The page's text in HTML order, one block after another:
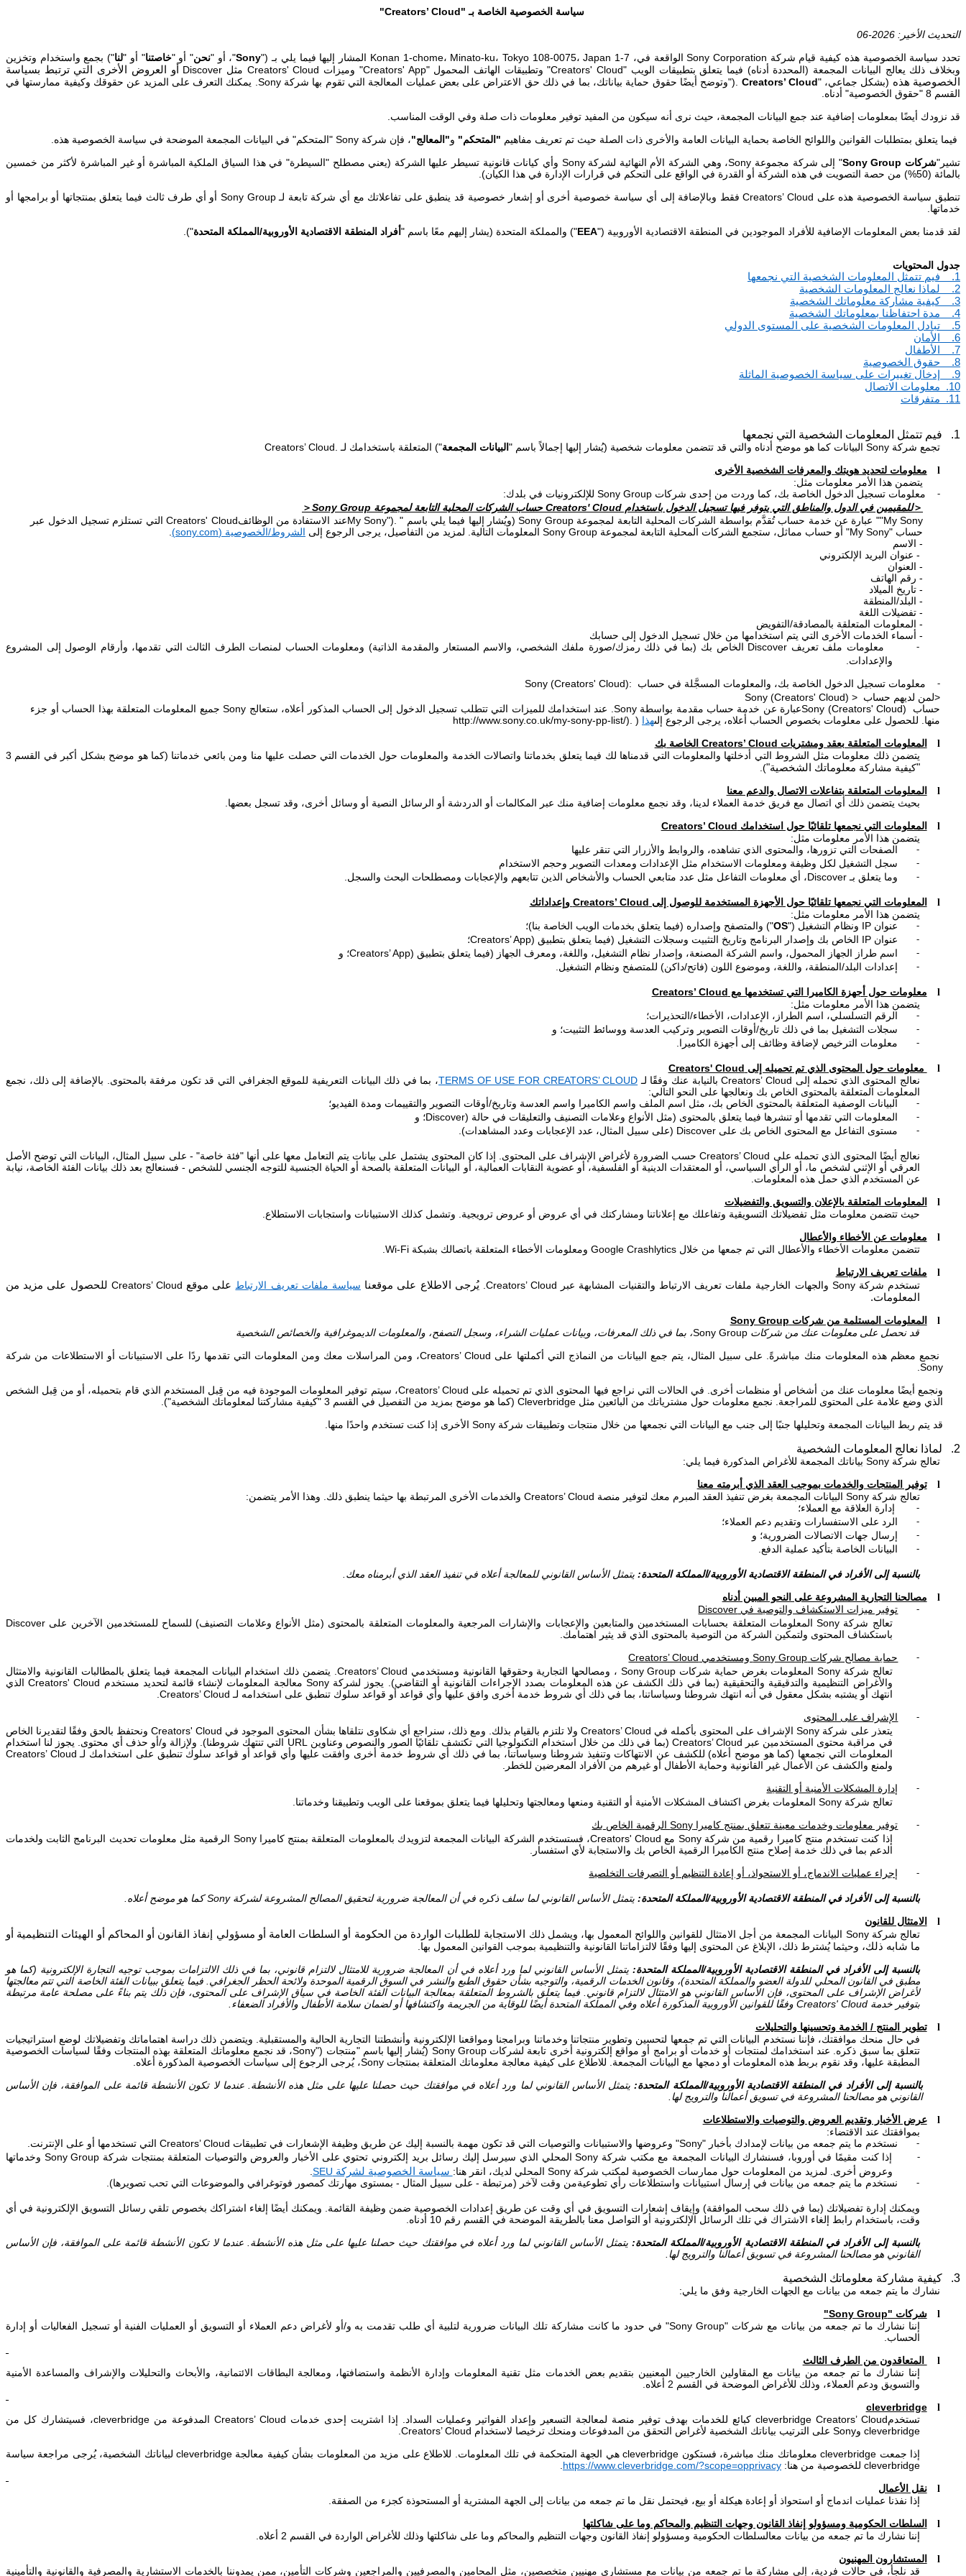
سياسة الخصوصية الخاصة بـ "Creators’ Cloud
"
التحديث الأخير: 2026-06
تحدد سياسة الخصوصية هذه كيفية قيام شركة Sony Corporationالواقعة في، 7-1 Konan 1-chome، Minato-ku، Tokyo 108-0075، Japan المشار إليها فيما يلي بـ ("Sony"، أو "نحن" أو "خاصتنا" أو "لنا") بجمع واستخدام وتخزين
وبخلاف ذلك يعالج البيانات المجمعة (المحددة أدناه) فيما يتعلق بتطبيقات الويب "Creators' Cloud" وتطبيقات الهاتف المحمول "Creators' App" وميزات Creators' Cloud مثل Discover
أو العروض الأخرى التي ترتبط بسياسة
الخصوصية هذه (بشكل جماعي، "Creators’ Cloud
").وتوضح أيضًا حقوق حماية بياناتك، بما في ذلك حق الاعتراض على بعض عمليات المعالجة التي تقوم بها شركةSony . يمكنك التعرف على المزيد عن حقوقك وكيفية ممارستها في
القسم 8 "حقوق الخصوصية" أدناه.
قد نزودك أيضًا بمعلومات إضافية عند جمع البيانات المجمعة، حيث نرى أنه سيكون من المفيد توفير معلومات ذات صلة وفي الوقت المناسب.
فيما يتعلق بمتطلبات القوانين واللوائح الخاصة بحماية البيانات العامة والأخرى ذات الصلة حيث تم تعريف مفاهيم "المتحكم" و"المعالج"، فإن شركة Sony "المتحكم" في البيانات المجمعة الموضحة في سياسة الخصوصية هذه.
تشير"شركات Sony Group" إلى شركة مجموعة Sony، وهي الشركة الأم النهائية لشركةSony وأي كيانات قانونية تسيطر عليها الشركة (يعني مصطلح "السيطرة" في هذا السياق الملكية المباشرة أو غير المباشرة لأكثر من خمسين
بالمائة (50%) من حصة التصويت في هذه الشركة أو القدرة في الواقع على التحكم في قرارات الإدارة في هذا الكيان).
تنطبق سياسة الخصوصية هذه على Creators’ Cloudفقط وبالإضافة إلى أي سياسة خصوصية أخرى أو إشعار خصوصية قد ينطبق على تفاعلاتك مع أي شركة تابعة لـSony Group أو أي طرف ثالث فيما يتعلق بمنتجاتها أو برامجها أو
خدماتها.
لقد قدمنا بعض المعلومات الإضافية للأفراد الموجودين في المنطقة الاقتصادية الأوروبية ("EEA") والمملكة المتحدة (يشار إليهم معًا باسم " أفراد المنطقة الاقتصادية الأوروبية/المملكة المتحدة").
جدول المحتويات
1.
فيم تتمثل المعلومات الشخصية التي نجمعها
2.
لماذا نعالج المعلومات الشخصية
3.
كيفية مشاركة معلوماتك الشخصية
4.
مدة احتفاظنا بمعلوماتك الشخصية
5.
تبادل المعلومات الشخصية على المستوى الدولي
6.
الأمان
7.
الأطفال
8.
حقوق الخصوصية
9.
إدخال تغييرات على سياسة الخصوصية الماثلة
10.
معلومات الاتصال
11.
متفرقات
1. فيم تتمثل المعلومات الشخصية التي نجمعها
تجمع شركة Sony البيانات كما هو موضح أدناه والتي قد تتضمن معلومات شخصية (يُشار إليها إجمالاً باسم " البيانات المجمعة") المتعلقة باستخدامك لـ Creators’ Cloud.
l
معلومات لتحديد هويتك والمعرفات الشخصية الأخرى
يتضمن هذا الأمر معلومات مثل:
- معلومات تسجيل الدخول الخاصة بك، كما وردت من إحدى شركات Sony Group للإلكترونيات في بلدك:
＜للمقيمين في الدول والمناطق التي يتوفر فيها تسجيل الدخول باستخدام Creators' Cloudحساب الشركات المحلية التابعة لمجموعة Sony Group
＞
"My Sony" عبارة عن خدمة حساب تُقدَّم بواسطة الشركات المحلية التابعة لمجموعةSony Group(ويُشار إليها فيما يلي باسم "My Sony").عند الاستفادة من الوظائفCreators' Cloudالتي تستلزم تسجيل الدخول عبر
حساب "My Sony" أو حساب مماثل، ستجمع الشركات المحلية التابعة لمجموعة Sony Group المعلومات التالية. لمزيد من التفاصيل، يرجى الرجوع إلى الشروط/الخصوصية (sony.com
)
- الاسم
- عنوان البريد الإلكتروني
- العنوان
- رقم الهاتف
- تاريخ الميلاد
- البلد/المنطقة
- تفضيلات اللغة
- المعلومات المتعلقة بالمصادقة/التفويض
- أسماء الخدمات الأخرى التي يتم استخدامها من خلال تسجيل الدخول إلى حسابك
- معلومات ملف تعريف Discover الخاص بك (بما في ذلك رمزك/صورة ملفك الشخصي، والاسم المستعار والمقدمة الذاتية) ومعلومات الحساب لمنصات الطرف الثالث التي تقدمها، وأرقام الوصول إلى المشروع
والإعدادات.
- معلومات تسجيل الدخول الخاصة بك، والمعلومات المسجَّلة في حساب
Sony (Creators' Cloud):
<لمن لديهم حساب Sony (Creators' Cloud) >
حساب
Sony (Creators' Cloud)عبارة عن خدمة حساب مقدمة بواسطةSony . عند استخدامك للميزات التي تتطلب تسجيل الدخول إلى الحساب المذكور أعلاه، ستعالج Sonyجميع المعلومات المتعلقة بهذا الحساب أو جزء
منها. للحصول على معلومات بخصوص الحساب أعلاه، يرجى الرجوع إلىهذا (
http://www.sony.co.uk/my-sony-pp-list/).
l المعلومات المتعلقة بعقد ومشتريات Creators’ Cloud الخاصة بك
يتضمن ذلك معلومات مثل الشروط التي أدخلتها والمعلومات التي قدمناها لك فيما يتعلق بخدماتنا واتصالات الخدمة والمعلومات حول الخدمات التي حصلت عليها منا ومن بائعي خدماتنا (كما هو موضح بشكل أكبر في القسم 3
"كيفية مشاركة معلوماتك الشخصية").
l
المعلومات المتعلقة بتفاعلات الاتصال والدعم معنا
بحيث يتضمن ذلك أي اتصال مع فريق خدمة العملاء لدينا، وقد نجمع معلومات إضافية منك عبر المكالمات أو الدردشة أو الرسائل النصية أو وسائل أخرى، وقد تسجل بعضها.
l المعلومات التي نجمعها تلقائيًا حول استخدامك Creators’ Cloud
يتضمن هذا الأمر معلومات مثل:
- الصفحات التي تزورها، والمحتوى الذي تشاهده، والروابط والأزرار التي تنقر عليها
- سجل التشغيل لكل وظيفة ومعلومات الاستخدام مثل الإعدادات ومعدات التصوير وحجم الاستخدام
- وما يتعلق بـ Discover، أي معلومات التفاعل مثل عدد متابعي الحساب والأشخاص الذين تتابعهم والإعجابات ومصطلحات البحث والسجل.
l المعلومات التي نجمعها تلقائيًا حول الأجهزة المستخدمة للوصول إلى Creators’ Cloud وإعداداتك
يتضمن هذا الأمر معلومات مثل:
- عنوان IP ونظام التشغيل ("OS") والمتصفح وإصداره (فيما يتعلق بخدمات الويب الخاصة بنا)؛
- عنوان IP الخاص بك وإصدار البرنامج وتاريخ التثبيت وسجلات التشغيل (فيما يتعلق بتطبيق Creators’ App)؛
- اسم طراز الجهاز المحمول، واسم الشركة المصنعة، وإصدار نظام التشغيل، واللغة، ومعرف الجهاز (فيما يتعلق بتطبيق Creators’ App)؛ و
- إعدادات البلد/المنطقة، واللغة، وموضوع اللون (فاتح/داكن) للمتصفح ونظام التشغيل.
l معلومات حول أجهزة الكاميرا التي تستخدمها مع Creators’ Cloud
يتضمن هذا الأمر معلومات مثل:
- الرقم التسلسلي، اسم الطراز، الإعدادات، الأخطاء/التحذيرات؛
- سجلات التشغيل بما في ذلك تاريخ/أوقات التصوير وتركيب العدسة ووسائط التثبيت؛ و
- معلومات الترخيص لإضافة وظائف إلى أجهزة الكاميرا
l معلومات حول المحتوى الذي تم تحميله إلى Creators' Cloud
نعالج المحتوى الذي تحمله إلى Creators’ Cloudبالنيابة عنك وفقًا لـ TERMS OF USE FOR CREATORS’ CLOUD، بما في ذلك البيانات التعريفية للموقع الجغرافي التي قد تكون مرفقة بالمحتوى. بالإضافة إلى ذلك، نجمع
المعلومات المتعلقة بالمحتوى الخاص بك ونعالجها على النحو التالي:
- البيانات الوصفية المتعلقة بالمحتوى الخاص بك، مثل اسم الملف واسم الكاميرا واسم العدسة وتاريخ/أوقات التصوير والتقييمات ومدة الفيديو؛
- المعلومات التي تقدمها أو تنشرها فيما يتعلق بالمحتوى (مثل الأنواع وعلامات التصنيف والتعليقات في حالة Discover)؛ و
- مستوى التفاعل مع المحتوى الخاص بك على Discover (على سبيل المثال، عدد الإعجابات وعدد المشاهدات).
نعالج أيضًا المحتوى الذي تحمله على Creators’ Cloudحسب الضرورة لأغراض الإشراف على المحتوى. إذا كان المحتوى يشتمل على بيانات يتم التعامل معها على أنها "فئة خاصة" - على سبيل المثال، البيانات التي توضح الأصل
العرقي أو الإثني لشخص ما، أو الرأي السياسي، أو المعتقدات الدينية أو الفلسفية، أو عضوية النقابات العمالية، أو البيانات المتعلقة بالصحة أو الحياة الجنسية للتوجه الجنسي للشخص - فسنعالج بعد ذلك بيانات الفئة الخاصة، نيابة
عن المستخدم الذي حمل هذه المعلومات.
l
المعلومات المتعلقة بالإعلان والتسويق والتفضيلات
حيث تتضمن معلومات مثل تفضيلاتك التسويقية وتفاعلك مع إعلاناتنا ومشاركتك في أي عروض أو عروض ترويجية. وتشمل كذلك الاستبيانات واستجابات الاستطلاع.
l
معلومات عن الأخطاء والأعطال
تتضمن معلومات الأخطاء والأعطال التي تم جمعها من خلال Google Crashlytics ومعلومات الأخطاء المتعلقة باتصالك بشبكة Wi-Fi
l
ملفات تعريف الارتباط
تستخدم شركةSony والجهات الخارجية ملفات تعريف الارتباط والتقنيات المشابهة عبر Creators’ Cloud يُرجى الاطلاع على موقعنا سياسة ملفات تعريف الارتباط على موقع Creators’ Cloud للحصول على مزيد من
المعلومات.
l المعلومات المستلمة من شركات Sony Group
قد نحصل على معلومات عنك من شركات Sony Group، بما في ذلك المعرفات، وبيانات عمليات الشراء، وسجل التصفح، والمعلومات الديموغرافية والخصائص الشخصية
نجمع معظم هذه المعلومات منك مباشرةً. على سبيل المثال، يتم جمع البيانات من النماذج التي أكملتها على Creators’ Cloud، ومن المراسلات معك ومن المعلومات التي تقدمها ردًا على الاستبيانات أو الاستطلاعات من شركة
Sony
ونجمع أيضًا معلومات عنك من أشخاص أو منظمات أخرى. في الحالات التي نراجع فيها المحتوى الذي تم تحميله على Creators’ Cloud، سيتم توفير المعلومات الموجودة فيه من قِبل المستخدم الذي قام بتحميله، أو من قِبل الشخص
الذي وضع علامة على المحتوى للمراجعة . نجمع معلومات حول مشترياتك من البائعين مثل Cleverbridge (كما هو موضح بمزيد من التفصيل في القسم 3 "كيفية مشاركتنا لمعلوماتك الشخصية").
قد يتم ربط البيانات المجمعة وتحليلها جنبًا إلى جنب مع البيانات التي نجمعها من خلال منتجات وتطبيقات شركة Sony الأخرى إذا كنت تستخدم واحدًا منها.
2. لماذا نعالج المعلومات الشخصية
تعالج شركة Sony بياناتك المجمعة للأغراض المذكورة فيما يلي:
l
توفير المنتجات والخدمات بموجب العقد الذي أبرمته معنا
تعالج شركة Sony البيانات المجمعة بغرض تنفيذ العقد المبرم معك لتوفير منصة Creators’ Cloud والخدمات الأخرى المرتبطة بها حيثما ينطبق ذلك. وهذا الأمر يتضمن:
- إدارة العلاقة مع العملاء؛
- الرد على الاستفسارات وتقديم دعم العملاء؛
- إرسال جهات الاتصالات الضرورية؛ و
- البيانات الخاصة بتأكيد عملية الدفع.
بالنسبة إلى الأفراد في المنطقة الاقتصادية الأوروبية/المملكة المتحدة: يتمثل الأساس القانوني للمعالجة أعلاه في تنفيذ العقد الذي أبرمناه معك.
l مصالحنا التجارية المشروعة على النحو المبين أدناه
- توفير ميزات الاستكشاف والتوصية في Discover
تعالج شركة Sonyالمعلومات المتعلقة بحسابات المستخدمين والمتابعين والإعجابات والإشارات المرجعية والمعلومات المتعلقة بالمحتوى (مثل الأنواع وعلامات التصنيف) للسماح للمستخدمين الآخرين على Discover
باستكشاف المحتوى ولتمكين الشركة من التوصية بالمحتوى الذي قد يثير اهتمامك.
- حماية مصالح شركات Sony Groupومستخدمي Creators’ Cloud
تعالج شركة Sonyالمعلومات بغرض حماية شركات Sony Group ، ومصالحها التجارية وحقوقها القانونية ومستخدمي Creators’ Cloud . يتضمن ذلك استخدام البيانات المجمعة فيما يتعلق بالمطالبات القانونية والامتثال
والأغراض التنظيمية والتدقيقية والتحقيقية (بما في ذلك الكشف عن هذه المعلومات بصدد الإجراءات القانونية أو التقاضي). يجوز لشركةSony معالجة المعلومات لإنشاء قائمة لتحديد مستخدم Creators' Cloudالذي
انتهك أو يشتبه بشكل معقول في أنه انتهك شروطنا وسياساتنا، بما في ذلك أي شروط خدمة أخرى وافق عليها وأي قواعد أو قواعد سلوك تنطبق على استخدامه لـ Creators’ Cloud
-
الإشراف على المحتوى
يتعذر على شركة Sonyالإشراف على المحتوى بأكمله في Creators’ Cloudولا تلتزم بالقيام بذلك. ومع ذلك، سنراجع أي شكاوى نتلقاها بشأن المحتوى الموجود في Creators' Cloudونحتفظ بالحق وفقًا لتقديرنا الخاص
في مراقبة محتوى المستخدمين عبر Creators’ Cloud (بما في ذلك من خلال استخدام التكنولوجيا التي تكتشف تلقائيًا الصور والنصوص وعناوين URL التي تنتهك شروطنا). ولإزالة و/أو حذف أي محتوى. يجوز لنا استخدام
المعلومات التي نجمعها (كما هو موضح أعلاه) للكشف عن الانتهاكات وتنفيذ شروطنا وسياساتنا، بما في ذلك أي شروط خدمة أخرى وافقت عليها وأي قواعد أو قواعد سلوك تنطبق على استخدامك لـ Creators’ Cloud
ولمنع والكشف عن الأعمال غير القانونية وحماية الأطفال أو غيرهم من الأفراد المعرضين للخطر
-
إدارة المشكلات الأمنية أو التقنية
تعالج شركةSony المعلومات بغرض اكتشاف المشكلات الأمنية أو التقنية ومنعها ومعالجتها وتحليلها فيما يتعلق بموقعنا على الويب وتطبيقنا وخدماتنا.
- توفير معلومات وخدمات معينة تتعلق بمنتج كاميرا Sonyالرقمية الخاص بك
إذا كنت تستخدم منتج كاميرا رقمية من شركةSony مع Creators' Cloud، فستستخدم الشركة البيانات المجمعة لتزويدك بالمعلومات المتعلقة بمنتج كاميراSony الرقمية مثل معلومات تحديث البرنامج الثابت ولخدمات
الدعم بما في ذلك خدمة إصلاح منتج الكاميرا الرقمية الخاص بك والاستجابة لأي استفسار.
- إجراء عمليات الاندماج، أو الاستحواذ، أو إعادة التنظيم أو التصرفات التخلصية
بالنسبة إلى الأفراد في المنطقة الاقتصادية الأوروبية/المملكة المتحدة: يتمثل الأساس القانوني لما سلف ذكره في أن المعالجة ضرورية لتحقيق المصالح المشروعة لشركةSonyكما هو موضح أعلاه.
l
الامتثال للقانون
تعالج شركةSony البيانات المجمعة من أجل الامتثال للقوانين واللوائح المعمول بها، ويشمل ذلك الاستجابة للطلبات الواردة من الحكومة أو السلطات العامة أو مسؤولي إنفاذ القانون أو المحاكم أو الهيئات التنظيمية أو
ما شابه ذلك، وحيثما يُشترط ذلك، الإبلاغ عن المحتوى إليها وفقًا لالتزاماتنا القانونية والتنظيمية بموجب القوانين المعمول بها.
بالنسبة إلى الأفراد في المنطقة الاقتصادية الأوروبية/المملكة المتحدة: يتمثل الأساس القانوني لما ورد أعلاه في أن المعالجة ضرورية للامتثال لالتزام قانوني، بما في ذلك الالتزامات بموجب توجيه التجارة الإلكترونية (كما هو
مطبق في القانون المحلي للدولة العضو والمملكة المتحدة)، وقانون الخدمات الرقمية، والتوجيه بشأن حقوق الطبع والنشر في السوق الرقمية الموحدة ولائحة الحظر الجغرافي . فيما يتعلق ببيانات الفئة الخاصة التي تتم معالجتها
لأغراض الإشراف على المحتوى، فإن الأساس القانوني هو الامتثال لالتزام قانوني. فيما يتعلق بالشروط المتعلقة بمعالجة البيانات الفئة الخاصة في سياق الإشراف على المحتوى، فإن ذلك يتم بناءً على مصلحة عامة مرتبطة
بتوفير خدمة Creators' Cloud وفقًا للقوانين الأوروبية المذكورة أعلاه وفي المملكة المتحدة أيضًا للوقاية من الجريمة واكتشافها أو لضمان سلامة الأطفال والأفراد الضعفاء.
l
تطوير المنتج / الخدمة وتحسينها والتحليلات
في حال منحك موافقتك، فإننا نستخدم البيانات التي تم جمعها لتحسين وتطوير منتجاتنا وخدماتنا وبرامجنا ومواقعنا الإلكترونية وأنشطتنا التجارية الحالية والمستقبلية. ويتضمن ذلك دراسة اهتماماتك وتفضيلاتك لوضع استراتيجيات
تتعلق بما سبق ذكره. عند استخدامك لمنتجات أو خدمات أو برامج أو مواقع إلكترونية أخرى تابعة لشركاتSony Group (يُشار إليها باسم "منتجات Sony")، قد نجمع معلوماتك المتعلقة بهذه المنتجات وفقًا لسياسات الخصوصية
المطبقة عليها، وقد نقوم بربط هذه المعلومات أو دمجها مع البيانات المجمعة. للاطلاع على كيفية معالجة معلوماتك المتعلقة بمنتجات Sony، يُرجى الرجوع إلى سياسات الخصوصية المذكورة أعلاه.
بالنسبة إلى الأفراد في المنطقة الاقتصادية الأوروبية/المملكة المتحدة:يتمثل الأساس القانوني لما ورد أعلاه في موافقتك حيث حصلنا عليها على مثل هذه الأنشطة. عندما لا تكون الأنشطة قائمة على الموافقة، فإن الأساس
القانوني هو مصالحنا المشروعة في تسويق أعمالنا والترويج لها.
l
عرض الأخبار وتقديم العروض والتوصيات والاستطلاعات
بموافقتك عند الاقتضاء:
- نستخدم ما يتم جمعه من بيانات لإمدادك بأخبار "Sony" وعروضها والاستبيانات والتوصيات التي قد تكون مهمة بالنسبة إليك عن طريق وظيفة الإشعارات في تطبيقات Creators’ Cloudالتي تستخدمها أو على الإنترنت.
- إذا كنت مقيمًا في أوروبا، فسنشارك البيانات المجمعة مع مكتب شركة Sonyالمحلي الذي سيرسل إليك رسائل بريد إلكتروني تحتوي على الأخبار والعروض والتوصيات المتعلقة بمنتجات شركة Sony Group وخدماتها
وعروض أخرى. لمزيد من المعلومات حول ممارسات الخصوصية لمكتب شركةSony المحلي لديك، انقر هنا: سياسة الخصوصية لشركة SEU
- نستخدم ما يتم جمعه من بيانات في إرسال استبيانات واستطلاعات رأي تطوعيةمن وقت لآخر (مرتبطة - على سبيل المثال - بمستوى مهارتك كمصور فوتوغرافي والموضوعات التي تحب تصويرها).
ويمكنك إدارة تفضيلاتك (بما في ذلك سحب الموافقة) وإيقاف إشعارات التسويق في أي وقت عن طريق إعدادات الخصوصية ضمن وظيفة القائمة.
ويمكنك أيضًا إلغاء اشتراكك بخصوص تلقي رسائل التسويق الإلكترونية في أي
وقت، باستخدام رابط إلغاء الاشتراك في تلك الرسائل الإلكترونية أو التواصل معنا بالطريقة الموضحة في القسم رقم 10 أدناه.
بالنسبة إلى الأفراد في المنطقة الاقتصادية الأوروبية/المملكة المتحدة:يتمثل الأساس القانوني لما ورد أعلاه في موافقتك حيث حصلنا عليها على مثل هذه الأنشطة. عندما لا تكون الأنشطة قائمة على الموافقة، فإن الأساس
القانوني هو مصالحنا المشروعة في تسويق أعمالنا والترويج لها.
3
. كيفية مشاركة معلوماتك الشخصية
نشارك ما يتم جمعه من بيانات مع الجهات الخارجية وفق ما يلي:
l شركات "Sony Group
"
إننا نشارك ما تم جمعه من بيانات مع شركات "Sony Group" في حدود ما كانت مشاركة تلك البيانات ضرورية لتلبية أي طلب تقدمت به و/أو لأغراض دعم العملاء أو التسويق أو العمليات الفنية أو تسجيل الفعاليات أو إدارة
الحساب.
l
المتعاقدون من الطرف الثالث
إننا نشارك ما تم جمعه من بيانات مع المقاولين الخارجيين المعنيين بتقديم بعض الخدمات مثل تقنية المعلومات وإدارة الأنظمة واستضافتها، ومعالجة البطاقات الائتمانية، والأبحاث والتحليلات والإشراف والمساعدة الأمنية
والتسويق ودعم العملاء، وذلك للأغراض الموضحة في القسم 2 أعلاه.
l
cleverbridge
تستخدمCreators’ Cloud
cleverbridge كبائع للخدمات بهدف توفير منصة لمعالجة التسعير وإعداد الفواتير وعمليات السداد. إذا اشتريت إحدى خدمات Creators’ Cloud المدفوعة من cleverbridge، فسيتشارك كل من
cleverbridge وSony على الترتيب بياناتك الشخصية لأغراض التحقق من المدفوعات ومنحك ترخيصا لاستخدام Creators’ Cloud
إذا جمعت cleverbridgeمعلوماتك منك مباشرة، فستكون cleverbridgeهي الجهة المتحكمة في تلك المعلومات. للاطلاع على مزيد من المعلومات بشأن كيفية معالجة cleverbridgeلبياناتك الشخصية، يُرجى مراجعة سياسة
cleverbridge للخصوصية من هنا: https://www.cleverbridge.com/?scope=opprivacy
l
نقل الأعمال
إذا نفذنا عمليات اندماج أو استحواذ أو إعادة هيكلة أو بيع، فيحتمل نقل ما تم جمعه من بيانات إلى الجهة المشترية أو المستحوذة كجزء من الصفقة.
l
السلطات الحكومية ومسؤولو إنفاذ القانون وجهات التنظيم والمحاكم وما على شاكلتها
إننا نشارك ما تم جمعه من بيانات معالسلطات الحكومية ومسؤولو إنفاذ القانون وجهات التنظيم والمحاكم وما على شاكلتها وذلك للأغراض الواردة في القسم 2 أعلاه.
l
المستشارون المهنيون
قد نلجأ، في حالات فردية، إلى مشاركة ما تم جمعه من بيانات مع مستشاري مهنيين متخصصين، مثل المحامين والمصرفيين والمراجعين وشركات التأمين، ممن يمدوننا بالخدمات الاستشارية والمصرفية والقانونية والتأمينية